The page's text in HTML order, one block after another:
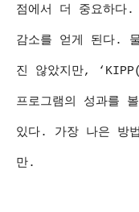
점에서 더 중요하다.
감소를 얻게 된다.
진 않았지만,
프로그램의 성과를
있다. 가장 나은 방
만.